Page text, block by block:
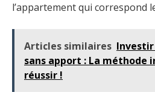
l’appartement qui correspond
Articles similaires
sans apport : La méthode
réussir !